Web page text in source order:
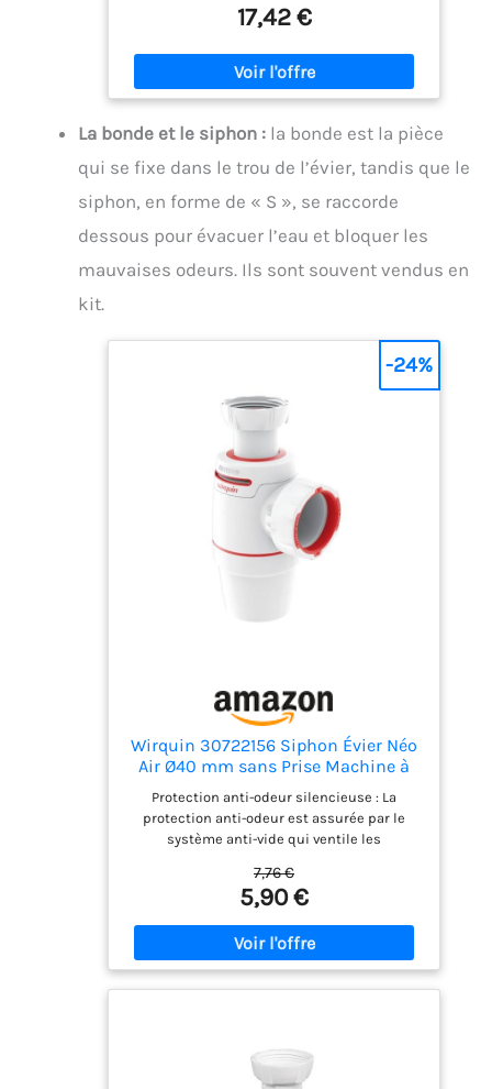
surface chromée brillante donne un aspect
élégant et résistant, adaptée à tout décor de
salle de bain moderne Aérateur anticalcaire :
doté d'un aérateur anticalcaire intégré qui
garantit un débit d'eau uniforme et réduit
complet : comprend des tuyaux flexibles en
acier tressé, des boulons, des joints et des
supports pour une installation rapide et
sans problème Mitigeur monocommande :
température et le débit de l'eau chaude et
froide avec précision
17,42 €
La bonde et le siphon : la bonde est la pièce
qui se fixe dans le trou de l’évier, tandis que le
siphon, en forme de « S », se raccorde
dessous pour évacuer l’eau et bloquer les
mauvaises odeurs. Ils sont souvent vendus en
kit.
Wirquin 30722156 Siphon Évier Néo
Air Ø40 mm sans Prise Machine à
Laver
Protection anti-odeur silencieuse : La
protection anti-odeur est assurée par le
système anti-vide qui ventile les
garde d’eau, supprime les bruits et bloque
durablement les remontées de mauvaises
odeurs Étanchéité zéro fuite garantie : Ce
siphon intègre des joints 100 % bi-injecté,
éliminant tout risque de perte ou de
mauvais positionnement Cette conception,
étanche Installation rapide sécurisée : Le
siphon pour évier est équipé de la fonction
7,76 €
5,90 €
-24%